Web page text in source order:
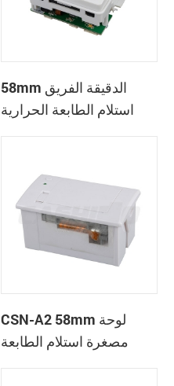
58mm الدقيقة الفريق
استلام الطابعة الحرارية
CSN-A2 58mm لوحة
مصغرة استلام الطابعة